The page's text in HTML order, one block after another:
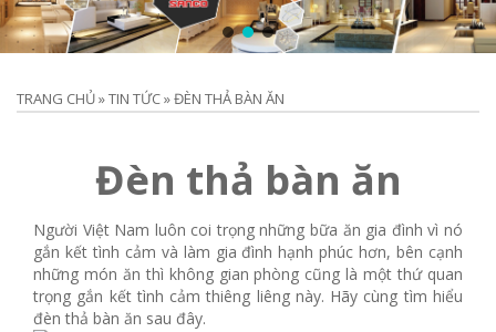
TRANG CHỦ»TIN TỨC»ĐÈN THẢ BÀN ĂN
Đèn thả bàn ăn
Người Việt Nam luôn coi trọng những bữa ăn gia đình vì nó
gắn kết tình cảm và làm gia đình hạnh phúc hơn, bên cạnh
những món ăn thì không gian phòng cũng là một thứ quan
trọng gắn kết tình cảm thiêng liêng này. Hãy cùng tìm hiểu
đèn thả bàn ăn sau đây.